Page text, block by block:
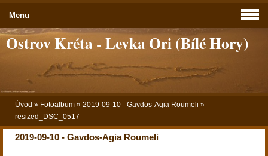
Ostrov Kréta - Levka Ori (Bílé Hory)
Úvod » Fotoalbum » 2019-09-10 - Gavdos-Agia Roumeli »
resized_DSC_0517
2019-09-10 - Gavdos-Agia Roumeli
Menu